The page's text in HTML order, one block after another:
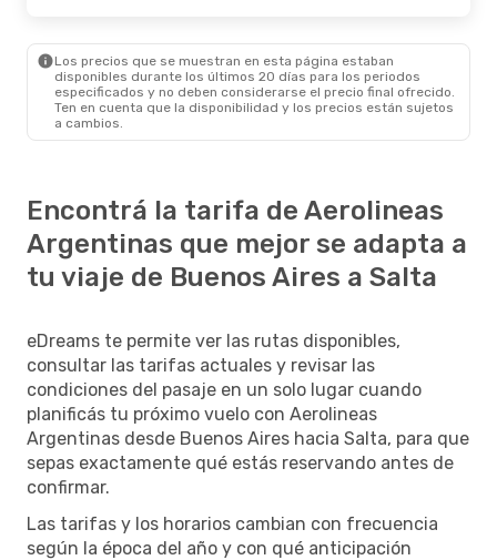
Los precios que se muestran en esta página estaban
disponibles durante los últimos 20 días para los periodos
especificados y no deben considerarse el precio final ofrecido.
Ten en cuenta que la disponibilidad y los precios están sujetos
a cambios.
Encontrá la tarifa de Aerolineas
Argentinas que mejor se adapta a
tu viaje de Buenos Aires a Salta
eDreams te permite ver las rutas disponibles,
consultar las tarifas actuales y revisar las
condiciones del pasaje en un solo lugar cuando
planificás tu próximo vuelo con Aerolineas
Argentinas desde Buenos Aires hacia Salta, para que
sepas exactamente qué estás reservando antes de
confirmar.
Las tarifas y los horarios cambian con frecuencia
según la época del año y con qué anticipación